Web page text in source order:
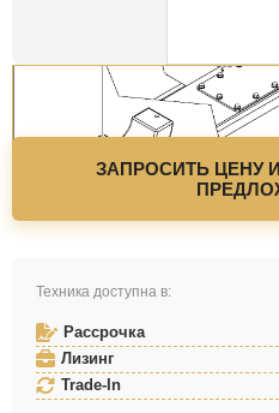
ЗАПРОСИТЬ ЦЕНУ
Техника доступна в:
Рассрочка
Лизинг
Trade-In